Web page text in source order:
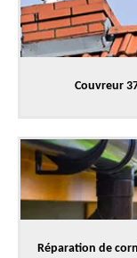
Couvreur
Réparation de